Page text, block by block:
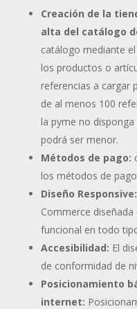
Creación de la
alta del catálogo
catálogo mediante
los productos o
referencias a cargar
de al menos 100
la pyme no
podrá ser menor.
Métodos de pago:
los métodos de
Diseño Responsive:
Commerce
funcional en todo
Accesibilidad: El
de conformidad de
Posicionamiento
internet: